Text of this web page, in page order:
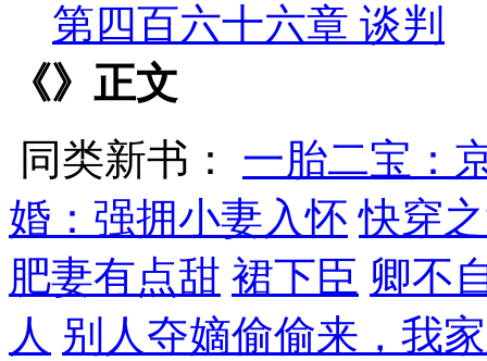
第四百六十六章 谈判
《》正文
同类新书： 一胎二宝：
婚：强拥小妻入怀 快穿
肥妻有点甜 裙下臣 卿不
人 别人夺嫡偷偷来，我